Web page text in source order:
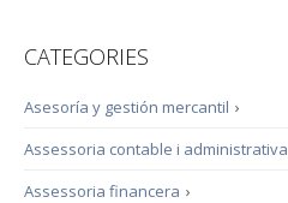
CATEGORIES
›
Asesoría y gestión mercantil
Assessoria contable i administrativa
›
Assessoria financera